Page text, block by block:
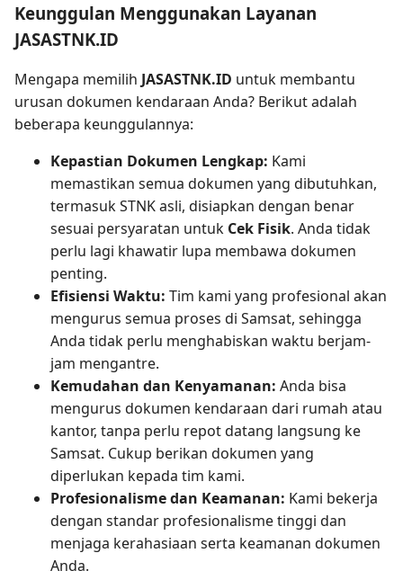
Keunggulan Menggunakan Layanan
JASASTNK.ID
Mengapa memilih JASASTNK.ID untuk membantu
urusan dokumen kendaraan Anda? Berikut adalah
beberapa keunggulannya:
Kepastian Dokumen Lengkap: Kami
memastikan semua dokumen yang dibutuhkan,
termasuk STNK asli, disiapkan dengan benar
sesuai persyaratan untuk Cek Fisik. Anda tidak
perlu lagi khawatir lupa membawa dokumen
penting.
Efisiensi Waktu: Tim kami yang profesional akan
mengurus semua proses di Samsat, sehingga
Anda tidak perlu menghabiskan waktu berjam-
jam mengantre.
Kemudahan dan Kenyamanan: Anda bisa
mengurus dokumen kendaraan dari rumah atau
kantor, tanpa perlu repot datang langsung ke
Samsat. Cukup berikan dokumen yang
diperlukan kepada tim kami.
Profesionalisme dan Keamanan: Kami bekerja
dengan standar profesionalisme tinggi dan
menjaga kerahasiaan serta keamanan dokumen
Anda.